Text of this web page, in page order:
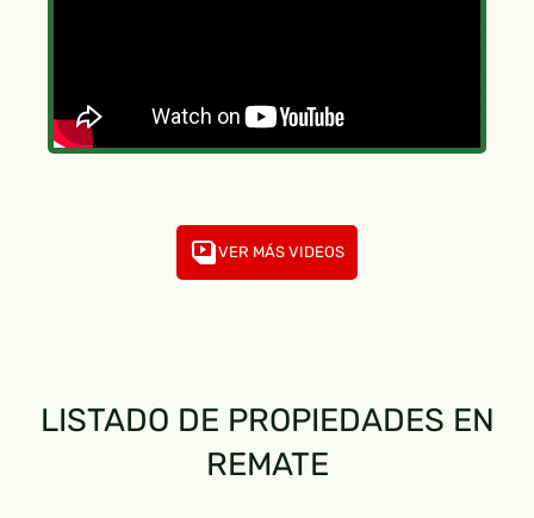
VER MÁS VIDEOS
LISTADO DE PROPIEDADES EN
REMATE